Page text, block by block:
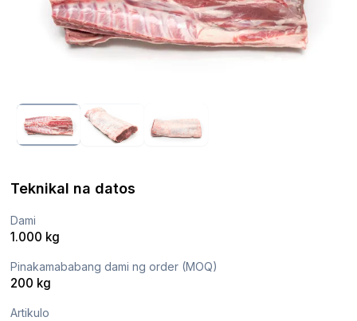
Teknikal na datos
Dami
1.000 kg
Pinakamababang dami ng order (MOQ)
200 kg
Artikulo